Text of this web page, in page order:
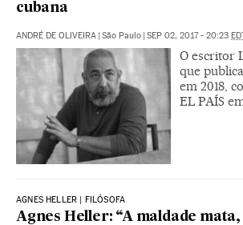
cubana
ANDRÉ DE OLIVEIRA | São Paulo | SEP 02, 2017 - 20:23
O escritor
que
em 2018,
EL PAÍS
AGNES HELLER | FILÓSOFA
Agnes Heller: “A maldade